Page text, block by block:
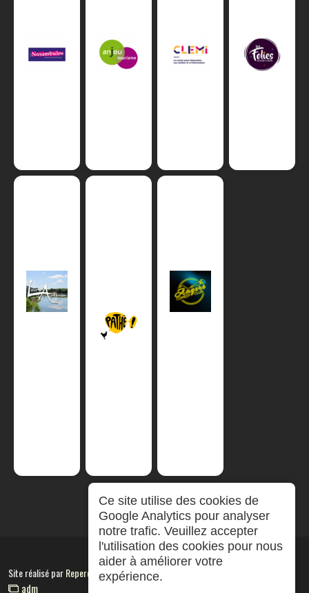
Site réalisé parRepereCom
adm
Ce site utilise des cookies de
Google Analytics pour analyser
notre trafic. Veuillez accepter
l'utilisation des cookies pour nous
aider à améliorer votre
expérience.